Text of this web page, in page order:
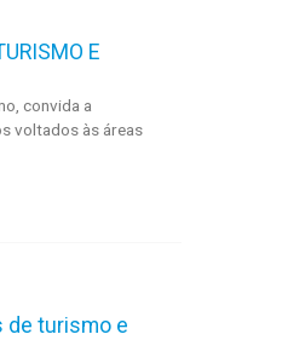
E
convida a
voltados às áreas
de turismo e